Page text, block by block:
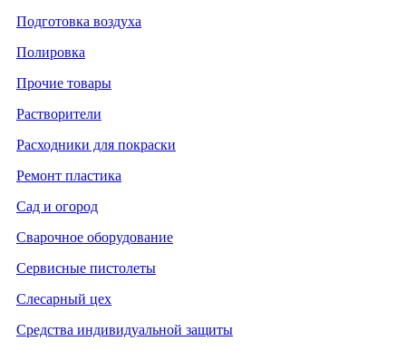
Подготовка воздуха
Полировка
Прочие товары
Растворители
Расходники для покраски
Ремонт пластика
Сад и огород
Сварочное оборудование
Сервисные пистолеты
Слесарный цех
Средства индивидуальной защиты